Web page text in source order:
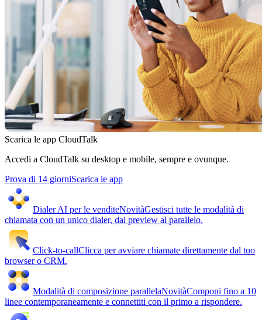
Scarica le app CloudTalk
Accedi a CloudTalk su desktop e mobile, sempre e ovunque.
Prova di 14 giorniScarica le app
Dialer AI per le venditeNovitàGestisci tutte le modalità di
chiamata con un unico dialer, dal preview al parallelo.
Click-to-callClicca per avviare chiamate direttamente dal tuo
browser o CRM.
Modalità di composizione parallelaNovitàComponi fino a 10
linee contemporaneamente e connettiti con il primo a rispondere.